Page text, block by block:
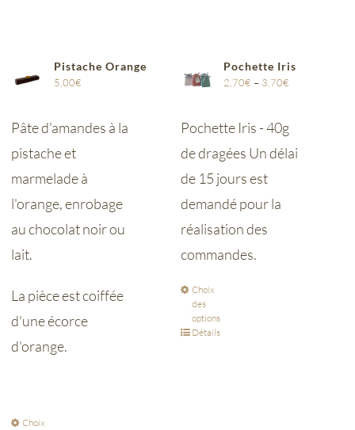
Pistache Orange
5,00€
Pâte d'amandes à la
pistache et
marmelade à
l'orange, enrobage
au chocolat noir ou
lait.
La pièce est coiffée
d'une écorce
d'orange.
Choix
Pochette Iris
2,70€ – 3,70€
Pochette Iris - 40g
de dragées Un délai
de 15 jours est
demandé pour la
réalisation des
commandes.
Choix
des
options
Détails